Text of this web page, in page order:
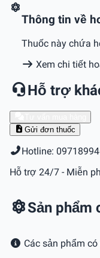
Thông tin về
Thuốc này chứa
Xem chi tiết
Hỗ trợ
Gửi đơn thuốc
Hotline:
Hỗ trợ 24/7 - Miễn
Sản phẩm
Các sản phẩm